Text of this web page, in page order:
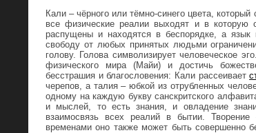
Кали – чёрного или тёмно-синего цвета,
все физические реалии выходят и в
распущены и находятся в беспорядке, а язык
свободу от любых принятых людьми
голову. Голова символизирует человеческое
физического мира (Майи) и достичь
бесстрашия и благословения: Кали рассеивает
черепов, а талия – юбкой из отрубленных
одному на каждую букву санскритского
и мыслей, то есть знания, и овладение
взаимосвязь всех реалий в бытии.
временами оно также может быть совершенно